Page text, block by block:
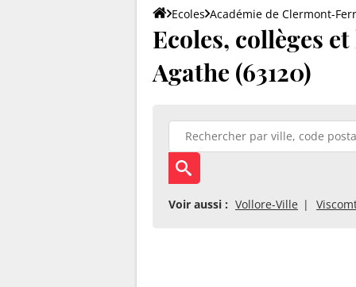
Ecoles Académie de Clermont-
Ecoles, collèges
Agathe (63120)
Voir aussi : Vollore-Ville